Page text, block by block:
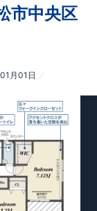
市中央区
月01日